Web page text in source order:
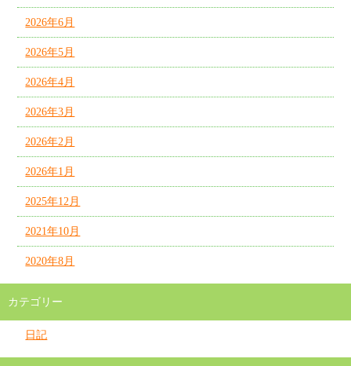
2026年6月
2026年5月
2026年4月
2026年3月
2026年2月
2026年1月
2025年12月
2021年10月
2020年8月
カテゴリー
日記